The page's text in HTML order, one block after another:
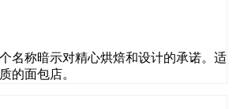
名称暗示对精心烘焙和设计的承诺。适
的面包店。